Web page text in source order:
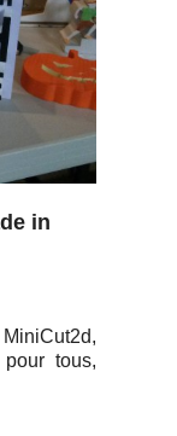
in
tous,